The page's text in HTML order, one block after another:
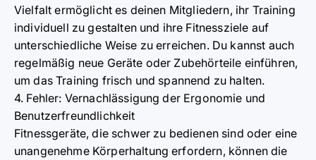
Vielfalt ermöglicht es deinen Mitgliedern, ihr Training
individuell zu gestalten und ihre Fitnessziele auf
unterschiedliche Weise zu erreichen. Du kannst auch
regelmäßig neue Geräte oder Zubehörteile einführen,
um das Training frisch und spannend zu halten.
4. Fehler: Vernachlässigung der Ergonomie und
Benutzerfreundlichkeit
Fitnessgeräte, die schwer zu bedienen sind oder eine
unangenehme Körperhaltung erfordern, können die